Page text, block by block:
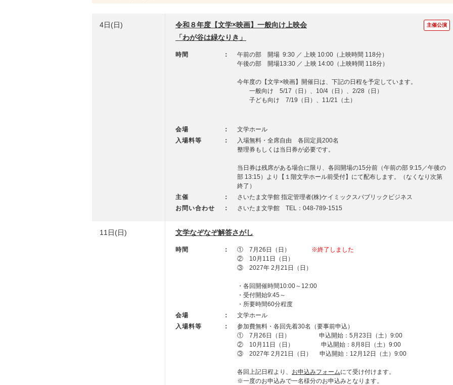
4日(日)
令和８年度【文学×映画】一般向け上映会
「わが谷は緑なりき」
主催公演
時間 ：
午前の部 開場 9:30 ／ 上映 10:00（上映時間 118分）
午後の部 開場13:30 ／ 上映 14:00（上映時間 118分）
今年度の【文学×映画】開催日は、下記の日程を予定しています。
一般向け 5/17（日）、10/4（日）、2/28（日）
子ども向け 7/19（日）、11/21（土）
会場 ：
文学ホール
入場料等
：
入場無料・全席自由 各回定員200名
整理券もしくは当日券が必要です。
当日券は残席がある場合に限り、各回開場の15分前（午前の部 9:15／午後の
部 13:15）より【１階文学ホール前受付】にて配布します。（なくなり次第
終了）
主催
：
さいたま文学館 指定管理者(株)ケイミックスパブリックビジネス
お問い合わせ
： さいたま文学館 TEL：048-789-1515
11日(日) 文学なぞなぞ解答さがし
時間 ： ① 7月26日（日） ※終了しました
② 10月11日（日）
③ 2027年 2月21日（日）
・各回開催時間10:00～12:00
・受付開始9:45～
・所要時間60分程度
会場
：
文学ホール
入場料等
：
参加費無料・各回先着30名（要事前申込）
① 7月26日（日） 申込開始：5月23日（土）9:00
② 10月11日（日） 申込開始：8月8日（土）9:00
③ 2027年 2月21日（日） 申込開始：12月12日（土）9:00
各回上記日程より、 お申込みフォームにて受け付けます。
※一度のお申込みで一名様分のお申込みとなります。